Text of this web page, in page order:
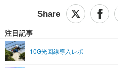
ショッピング
エンタメTOP
ライフTOP
リリース一覧
注目記事
10G光回線導入レポ